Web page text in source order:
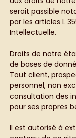
serait passible
par les articles L
Intellectuelle.
Droits de notre
de bases de
Tout client,
personnel, non
consultation des
pour ses propres
Il est autorisé à